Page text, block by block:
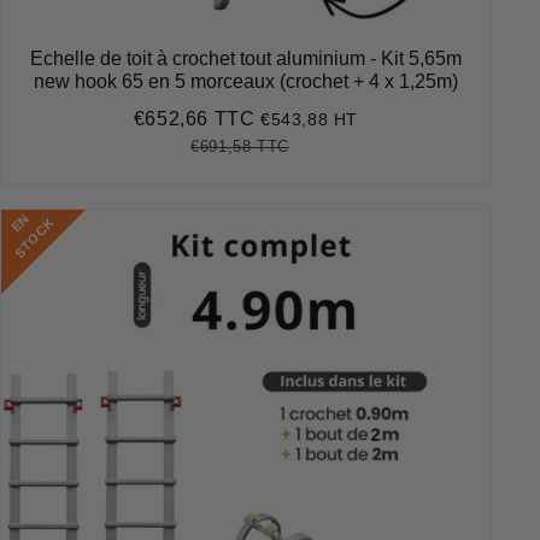
Echelle de toit à crochet tout aluminium - Kit 5,65m
new hook 65 en 5 morceaux (crochet + 4 x 1,25m)
Prix
€652,66 TTC€652,66
€543,88 HT
Prix
€691,58 TTC€691,58
E
N
S
T
O
C
K